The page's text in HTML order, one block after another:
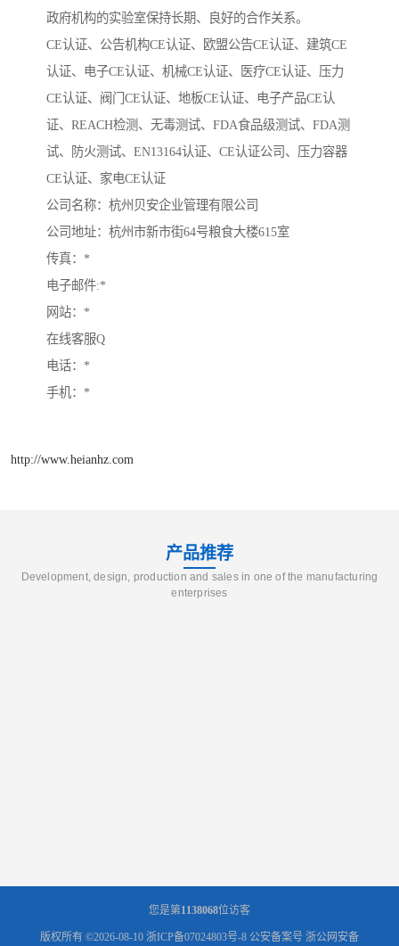
政府机构的实验室保持长期、良好的合作关系。
CE认证、公告机构CE认证、欧盟公告CE认证、建筑CE
认证、电子CE认证、机械CE认证、医疗CE认证、压力
CE认证、阀门CE认证、地板CE认证、电子产品CE认
证、REACH检测、无毒测试、FDA食品级测试、FDA测
试、防火测试、EN13164认证、CE认证公司、压力容器
CE认证、家电CE认证
公司名称：杭州贝安企业管理有限公司
公司地址：杭州市新市街64号粮食大楼615室
传真：*
电子邮件:*
网站：*
在线客服Q
电话：*
手机：*
http://www.heianhz.com
产品推荐
Development, design, production and sales in one of the manufacturing
enterprises
您是第1138068位访客
版权所有 ©2026-08-10 浙ICP备07024803号-8 公安备案号 浙公网安备